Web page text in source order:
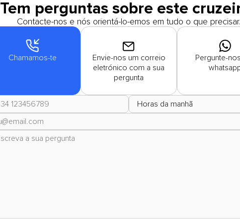
Tem perguntas sobre este
Contacte-nos e nós orientá-lo-emos em tudo o que precisar.
Chamamos-te
Envie-nos um correio
eletrónico com a sua
pergunta
Pergunte-